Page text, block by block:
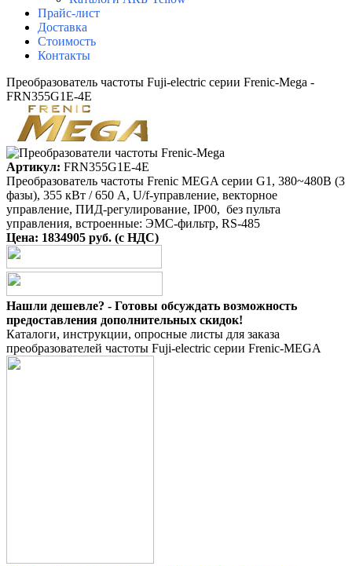
Прайс-лист
Доставка
Стоимость
Контакты
Преобразователь частоты Fuji-electric серии Frenic-Mega -
FRN355G1E-4E
Артикул: FRN355G1E-4E
Преобразователь частоты Frenic MEGA серии G1, 380~480B (3
фазы), 355 кВт / 650 A, U/f-управление, векторное
управление, ПИД-регулирование, IP00, без пульта
управления, встроенные: ЭМС-фильтр, RS-485
Цена: 1834905 руб. (с НДС)
Нашли дешевле? - Готовы обсуждать возможность
предоставления дополнительных скидок!
Каталоги, инструкции, опросные листы для заказа
преобразователей частоты Fuji-electric серии Frenic-MEGA